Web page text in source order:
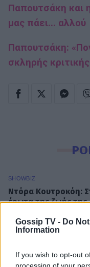
Gossip TV - Do
Information
If you wish to opt-out
Παπουτσάκη και
μας πάει... αλλού
Παπουτσάκη:
σκληρής
SHOWBIZ
Ντόρα Κουτροκόη:
έρωτα της ζωής της,
SHOWBIZ